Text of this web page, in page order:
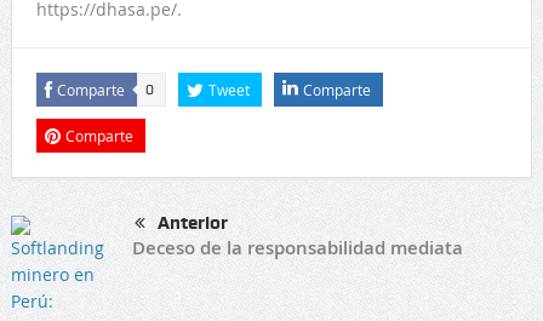
https://dhasa.pe/.
Comparte 0 Tweet Comparte
Comparte
Anterior
Deceso de la responsabilidad mediata